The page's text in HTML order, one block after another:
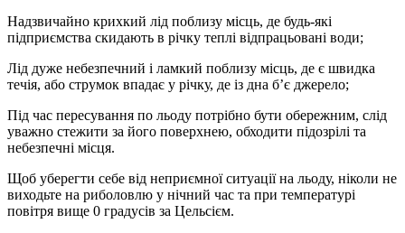
Надзвичайно крихкий лід поблизу місць, де будь-які
підприємства скидають в річку теплі відпрацьовані води;
Лід дуже небезпечний і ламкий поблизу місць, де є швидка
течія, або струмок впадає у річку, де із дна б’є джерело;
Під час пересування по льоду потрібно бути обережним, слід
уважно стежити за його поверхнею, обходити підозрілі та
небезпечні місця.
Щоб уберегти себе від неприємної ситуації на льоду, ніколи не
виходьте на риболовлю у нічний час та при температурі
повітря вище 0 градусів за Цельсієм.